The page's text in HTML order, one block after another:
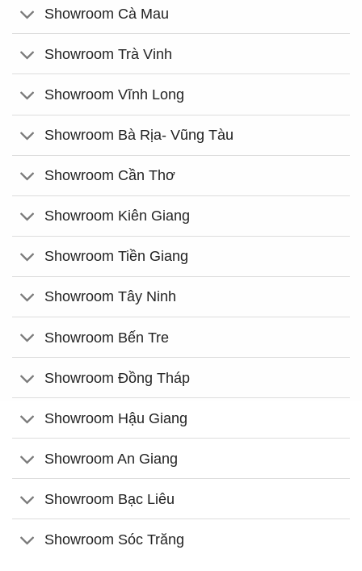
Showroom Cà Mau
Showroom Trà Vinh
Showroom Vĩnh Long
Showroom Bà Rịa- Vũng Tàu
Showroom Cần Thơ
Showroom Kiên Giang
Showroom Tiền Giang
Showroom Tây Ninh
Showroom Bến Tre
Showroom Đồng Tháp
Showroom Hậu Giang
Showroom An Giang
Showroom Bạc Liêu
Showroom Sóc Trăng